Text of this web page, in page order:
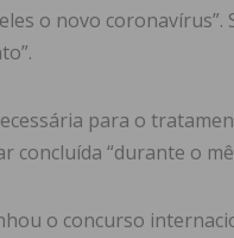
o novo
para o
concluída “durante o
o concurso